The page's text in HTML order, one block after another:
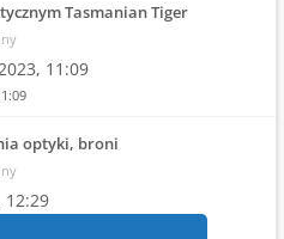
Tasmanian Tiger
11:09
optyki, broni
12:29